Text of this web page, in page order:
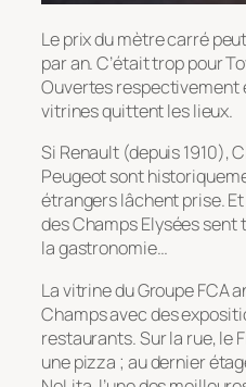
Le prix du mètre carré
par an. C’était trop pour
Ouvertes respectivement
vitrines quittent les lieux.
Si Renault (depuis 1910),
Peugeot sont
étrangers lâchent prise.
des Champs Elysées sent
la gastronomie…
La vitrine du Groupe FCA
Champs avec des
restaurants. Sur la rue, le
une pizza ; au dernier